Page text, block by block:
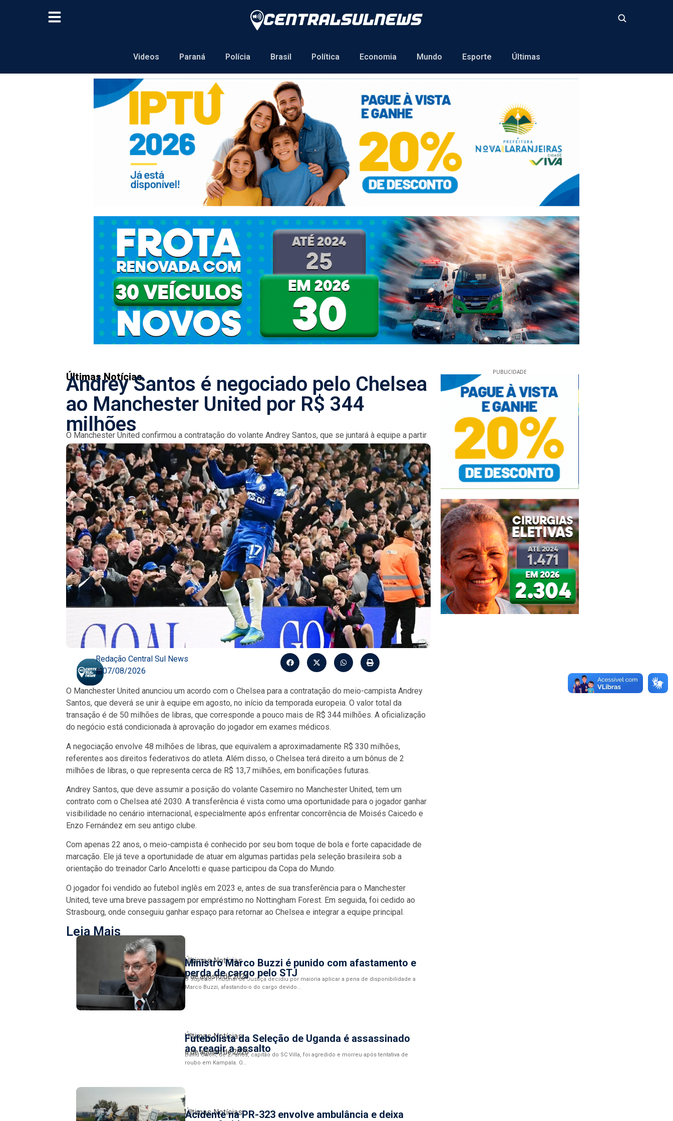
Videos Paraná Polícia Brasil Política Economia Mundo Esporte Últimas
Últimas Notícias
Andrey Santos é negociado pelo Chelsea
ao Manchester United por R$ 344
milhões
O Manchester United confirmou a contratação do volante Andrey Santos, que se juntará à equipe a partir
de agosto. O valor total da transação gira...
Redação Central Sul News
07/08/2026
O Manchester United anunciou um acordo com o Chelsea para a contratação do meio-campista Andrey
Santos, que deverá se unir à equipe em agosto, no início da temporada europeia. O valor total da
transação é de 50 milhões de libras, que corresponde a pouco mais de R$ 344 milhões. A oficialização
do negócio está condicionada à aprovação do jogador em exames médicos.
A negociação envolve 48 milhões de libras, que equivalem a aproximadamente R$ 330 milhões,
referentes aos direitos federativos do atleta. Além disso, o Chelsea terá direito a um bônus de 2
milhões de libras, o que representa cerca de R$ 13,7 milhões, em bonificações futuras.
Andrey Santos, que deve assumir a posição do volante Casemiro no Manchester United, tem um
contrato com o Chelsea até 2030. A transferência é vista como uma oportunidade para o jogador ganhar
visibilidade no cenário internacional, especialmente após enfrentar concorrência de Moisés Caicedo e
Enzo Fernández em seu antigo clube.
Com apenas 22 anos, o meio-campista é conhecido por seu bom toque de bola e forte capacidade de
marcação. Ele já teve a oportunidade de atuar em algumas partidas pela seleção brasileira sob a
orientação do treinador Carlo Ancelotti e quase participou da Copa do Mundo.
O jogador foi vendido ao futebol inglês em 2023 e, antes de sua transferência para o Manchester
United, teve uma breve passagem por empréstimo no Nottingham Forest. Em seguida, foi cedido ao
Strasbourg, onde conseguiu ganhar espaço para retornar ao Chelsea e integrar a equipe principal.
Leia Mais
Últimas Notícias
Ministro Marco Buzzi é punido com afastamento e
perda de cargo pelo STJ
6 de agosto de 2026
O Superior Tribunal de Justiça decidiu por maioria aplicar a pena de disponibilidade a
Marco Buzzi, afastando-o do cargo devido...
Últimas Notícias
Futebolista da Seleção de Uganda é assassinado
ao reagir a assalto
6 de agosto de 2026
David Owori, de 27 anos, capitão do SC Villa, foi agredido e morreu após tentativa de
roubo em Kampala. O...
Últimas Notícias
Acidente na PR-323 envolve ambulância e deixa
PUBLICIDADE